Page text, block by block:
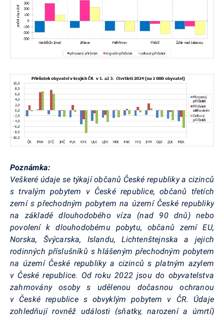
Poznámka:
Veškeré údaje se týkají občanů České republiky a cizinců
s trvalým pobytem v České republice, občanů třetích
zemí s přechodným pobytem na území České republiky
na základě dlouhodobého víza (nad 90 dnů) nebo
povolení k dlouhodobému pobytu, občanů zemí EU,
Norska, Švýcarska, Islandu, Lichtenštejnska a jejich
rodinných příslušníků s hlášeným přechodným pobytem
na území České republiky a cizinců s platným azylem
v České republice. Od roku 2022 jsou do obyvatelstva
zahrnovány osoby s udělenou dočasnou ochranou
v České republice s obvyklým pobytem v ČR. Údaje
zohledňují rovněž události (sňatky, narození a úmrtí)